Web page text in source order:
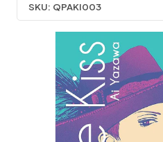
SKU: QPAKI003